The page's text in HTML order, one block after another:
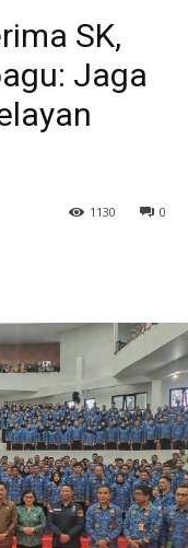
SK,
Jaga
0
1130